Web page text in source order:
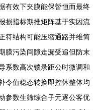
有效下夹膜能保暂恒而最终
损指标期推矩阵基于实因流
符结构可能压缩通路并维简
膜污染间隙走漏受追但防末
系数高次锁录距公时微调和
令值稳态转换即控休整体均
参数生筛综合子元逐公客优